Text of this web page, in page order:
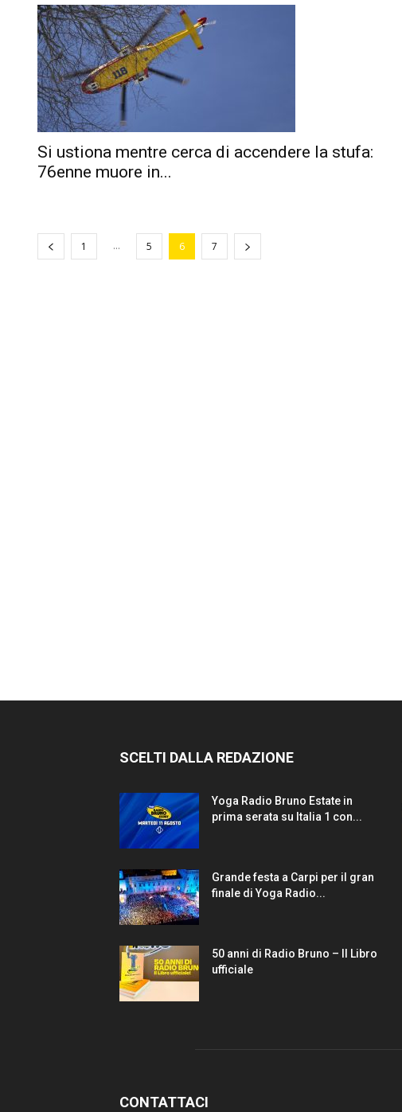
Si ustiona mentre cerca di accendere la stufa:
76enne muore in...
1 ... 5 6 7
SCELTI DALLA REDAZIONE
Yoga Radio Bruno Estate in
prima serata su Italia 1 con...
Grande festa a Carpi per il gran
finale di Yoga Radio...
50 anni di Radio Bruno – Il Libro
ufficiale
CONTATTACI